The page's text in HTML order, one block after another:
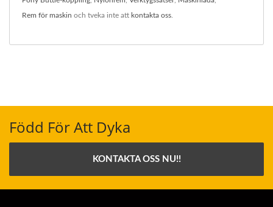
Rem för maskin och tveka inte att kontakta oss
Född För Att Dyka
KONTAKTA OSS NU!!